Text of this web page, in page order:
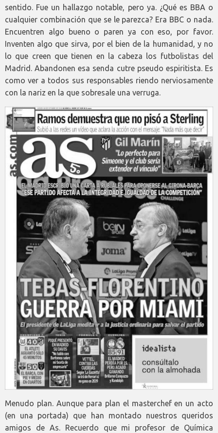
sentido. Fue un hallazgo notable, pero ya. ¿Qué es BBA o
cualquier combinación que se le parezca? Era BBC o nada.
Encuentren algo bueno o paren ya con eso, por favor.
Inventen algo que sirva, por el bien de la humanidad, y no
lo que creen que tienen en la cabeza los futbolistas del
Madrid. Abandonen esa senda cutre pseudo espiritista. Es
como ver a todos sus responsables riendo nerviosamente
con la nariz en la que sobresale una verruga.
Menudo plan. Aunque para plan el masterchef en un acto
(en una portada) que han montado nuestros queridos
amigos de As. Recuerdo que mi profesor de Química